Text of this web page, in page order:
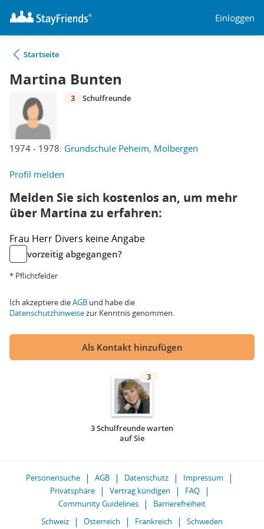
Einloggen
Startseite
Martina Bunten
1974 - 1978: Grundschule Peheim, Molbergen
3 Schulfreunde
Profil melden
Melden Sie sich kostenlos an, um mehr
über Martina zu erfahren:
Frau Herr Divers keine Angabe
vorzeitig abgegangen?
* Pflichtfelder
Ich akzeptiere dieAGB und habe die
Datenschutzhinweisezur Kenntnis genommen.
Als Kontakt hinzufügen
3
3 Schulfreunde warten
auf Sie
Personensuche AGB Datenschutz
Impressum
Privatsphäre
Vertrag kündigen
FAQ
Community Guidelines
Barrierefreiheit
Schweiz
Österreich Frankreich Schweden